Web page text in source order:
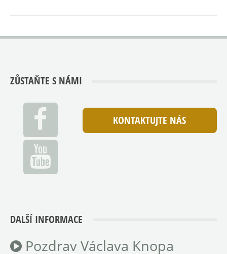
ZŮSTAŇTE S NÁMI
KONTAKTUJTE NÁS
DALŠÍ INFORMACE
Pozdrav Václava Knopa